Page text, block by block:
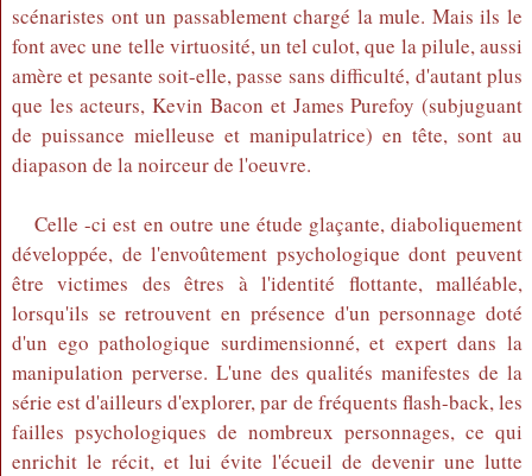
scénaristes ont un passablement chargé la mule. Mais ils le
font avec une telle virtuosité, un tel culot, que la pilule, aussi
amère et pesante soit-elle, passe sans difficulté, d'autant plus
que les acteurs, Kevin Bacon et James Purefoy (subjuguant
de puissance mielleuse et manipulatrice) en tête, sont au
diapason de la noirceur de l'oeuvre.
Celle -ci est en outre une étude glaçante, diaboliquement
développée, de l'envoûtement psychologique dont peuvent
être victimes des êtres à l'identité flottante, malléable,
lorsqu'ils se retrouvent en présence d'un personnage doté
d'un ego pathologique surdimensionné, et expert dans la
manipulation perverse. L'une des qualités manifestes de la
série est d'ailleurs d'explorer, par de fréquents flash-back, les
failles psychologiques de nombreux personnages, ce qui
enrichit le récit, et lui évite l'écueil de devenir une lutte